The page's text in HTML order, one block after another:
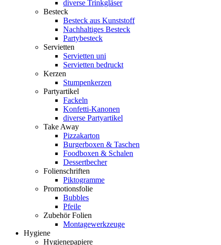
diverse Trinkgläser
Besteck
Besteck aus Kunststoff
Nachhaltiges Besteck
Partybesteck
Servietten
Servietten uni
Servietten bedruckt
Kerzen
Stumpenkerzen
Partyartikel
Fackeln
Konfetti-Kanonen
diverse Partyartikel
Take Away
Pizzakarton
Burgerboxen & Taschen
Foodboxen & Schalen
Dessertbecher
Folienschriften
Piktogramme
Promotionsfolie
Bubbles
Pfeile
Zubehör Folien
Montagewerkzeuge
Hygiene
Hygienepapiere